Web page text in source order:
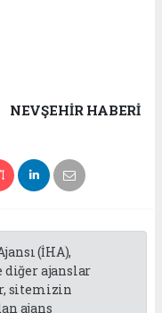
NEVŞEHIR HABERİ
(İHA),
diğer ajanslar
sitemizin
ajans